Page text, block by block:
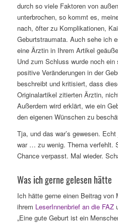
durch so viele Faktoren von
unterbrochen, so kommt es,
nach, öfter zu Komplikationen,
Geburtstraumata. Auch sehe ich
eine Ärztin in Ihrem Artikel
Und zum Schluss wurde noch
positive Veränderungen in der
beschreibt und kritisiert, dass
Originalartikel zitierten Ärztin,
Außerdem wird erklärt, wie ein
den eigenen Wünschen zu
Tja, und das war’s gewesen.
war … zu wenig. Thema verfehlt.
Chance verpasst. Mal wieder.
Was ich gerne gelesen hätte
Ich hätte gerne einen Beitrag von
ihrem LeserInnenbrief an die FAZ
„Eine gute Geburt ist ein